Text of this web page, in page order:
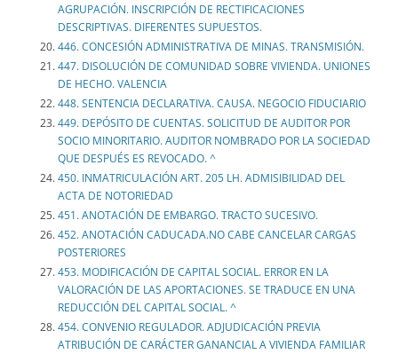
AGRUPACIÓN. INSCRIPCIÓN DE RECTIFICACIONES
DESCRIPTIVAS. DIFERENTES SUPUESTOS.
446. CONCESIÓN ADMINISTRATIVA DE MINAS. TRANSMISIÓN.
447. DISOLUCIÓN DE COMUNIDAD SOBRE VIVIENDA. UNIONES
DE HECHO. VALENCIA
448. SENTENCIA DECLARATIVA. CAUSA. NEGOCIO FIDUCIARIO
449. DEPÓSITO DE CUENTAS. SOLICITUD DE AUDITOR POR
SOCIO MINORITARIO. AUDITOR NOMBRADO POR LA SOCIEDAD
QUE DESPUÉS ES REVOCADO. ^
450. INMATRICULACIÓN ART. 205 LH. ADMISIBILIDAD DEL
ACTA DE NOTORIEDAD
451. ANOTACIÓN DE EMBARGO. TRACTO SUCESIVO.
452. ANOTACIÓN CADUCADA.NO CABE CANCELAR CARGAS
POSTERIORES
453. MODIFICACIÓN DE CAPITAL SOCIAL. ERROR EN LA
VALORACIÓN DE LAS APORTACIONES. SE TRADUCE EN UNA
REDUCCIÓN DEL CAPITAL SOCIAL. ^
454. CONVENIO REGULADOR. ADJUDICACIÓN PREVIA
ATRIBUCIÓN DE CARÁCTER GANANCIAL A VIVIENDA FAMILIAR